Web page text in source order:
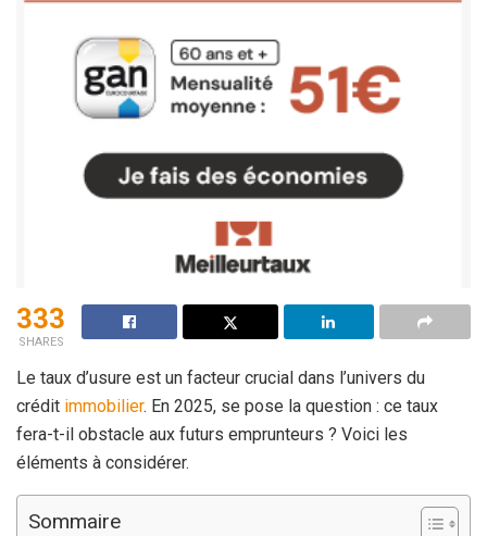
333
SHARES
Le taux d’usure est un facteur crucial dans l’univers du
crédit immobilier. En 2025, se pose la question : ce taux
fera-t-il obstacle aux futurs emprunteurs ? Voici les
éléments à considérer.
Sommaire